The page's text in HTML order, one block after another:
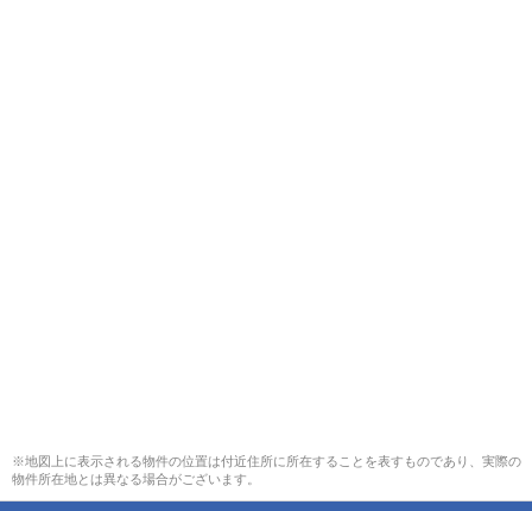
※地図上に表示される物件の位置は付近住所に所在することを表すものであり、実際の
物件所在地とは異なる場合がございます。